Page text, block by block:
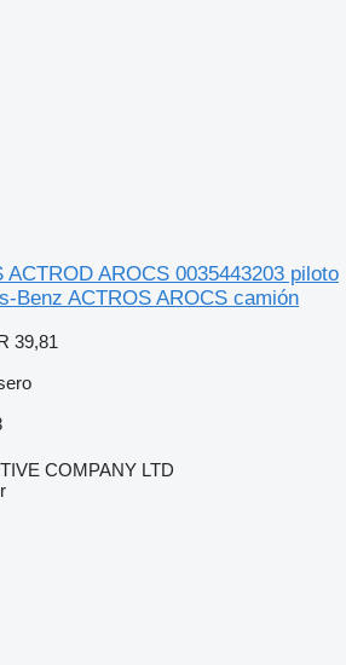
ACTROD AROCS 0035443203 piloto
Benz ACTROS AROCS camión
39,81
COMPANY LTD